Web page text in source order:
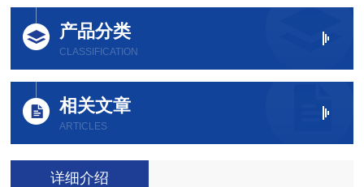
产品分类
CLASSIFICATION
相关文章
ARTICLES
详细介绍